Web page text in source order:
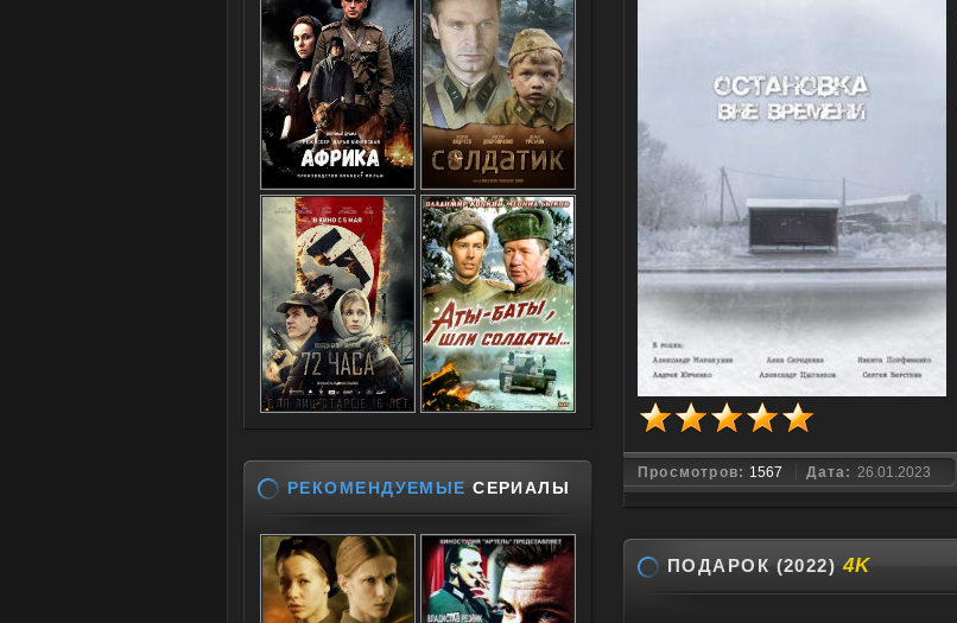
Просмотров: 1567 Дата: 26.01.2023
ПОДАРОК (2022) 4K
РЕКОМЕНДУЕМЫЕ СЕРИАЛЫ